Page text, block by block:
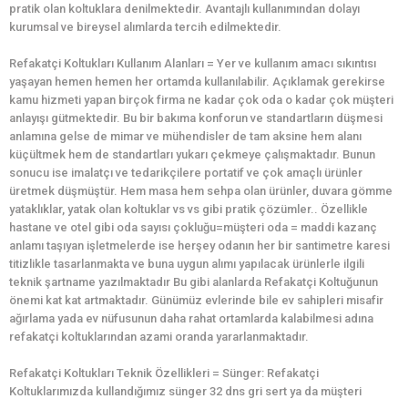
pratik olan koltuklara denilmektedir. Avantajlı kullanımından dolayı
kurumsal ve bireysel alımlarda tercih edilmektedir.
Refakatçi Koltukları Kullanım Alanları = Yer ve kullanım amacı sıkıntısı
yaşayan hemen hemen her ortamda kullanılabilir. Açıklamak gerekirse
kamu hizmeti yapan birçok firma ne kadar çok oda o kadar çok müşteri
anlayışı gütmektedir. Bu bir bakıma konforun ve standartların düşmesi
anlamına gelse de mimar ve mühendisler de tam aksine hem alanı
küçültmek hem de standartları yukarı çekmeye çalışmaktadır. Bunun
sonucu ise imalatçı ve tedarikçilere portatif ve çok amaçlı ürünler
üretmek düşmüştür. Hem masa hem sehpa olan ürünler, duvara gömme
yataklıklar, yatak olan koltuklar vs vs gibi pratik çözümler.. Özellikle
hastane ve otel gibi oda sayısı çokluğu=müşteri oda = maddi kazanç
anlamı taşıyan işletmelerde ise herşey odanın her bir santimetre karesi
titizlikle tasarlanmakta ve buna uygun alımı yapılacak ürünlerle ilgili
teknik şartname yazılmaktadır Bu gibi alanlarda Refakatçi Koltuğunun
önemi kat kat artmaktadır. Günümüz evlerinde bile ev sahipleri misafir
ağırlama yada ev nüfusunun daha rahat ortamlarda kalabilmesi adına
refakatçi koltuklarından azami oranda yararlanmaktadır.
Refakatçi Koltukları Teknik Özellikleri = Sünger: Refakatçi
Koltuklarımızda kullandığımız sünger 32 dns gri sert ya da müşteri